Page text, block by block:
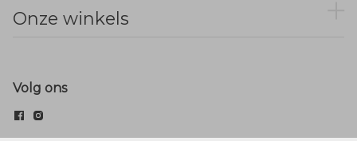
Onze winkels
Volg ons